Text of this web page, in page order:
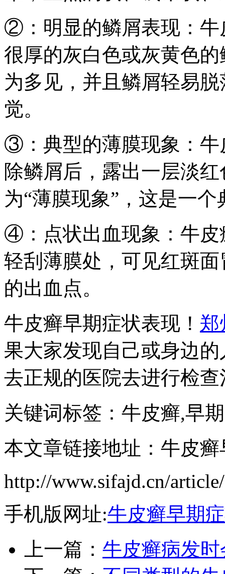
②：明显的鳞屑表现：牛
很厚的灰白色或灰黄色
为多见，并且鳞屑轻易
觉。
③：典型的薄膜现象：牛
除鳞屑后，露出一层淡
为“薄膜现象”，这是一
④：点状出血现象：牛皮
轻刮薄膜处，可见红斑
的出血点。
牛皮癣早期症状表现！ 郑
果大家发现自己或身边
去正规的医院去进行检
关键词标签：牛皮癣,早
本文章链接地址：牛皮
http://www.sifajd.cn/
手机版网址:牛皮癣早期
上一篇： 牛皮癣病发